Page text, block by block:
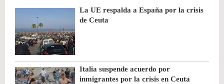
La UE respalda a España por la crisis
de Ceuta
Italia suspende acuerdo por
inmigrantes por la crisis en Ceuta